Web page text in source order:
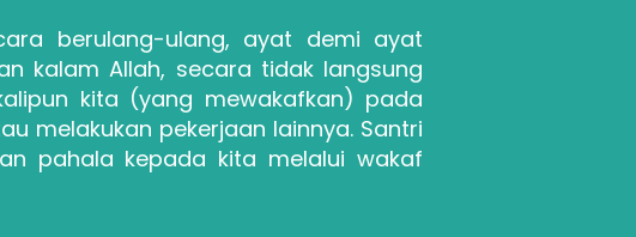
berulang-ulang, ayat demi ayat
kalam Allah, secara tidak langsung
kita (yang mewakafkan) pada
melakukan pekerjaan lainnya. Santri
pahala kepada kita melalui wakaf